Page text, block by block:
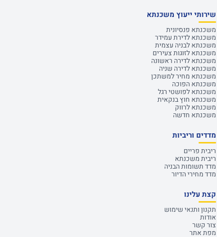
שירותי ייעוץ משכנתא
משכנתא פנסיונית
משכנתא לדירת עמידר
משכנתא לבניה עצמית
משכנתא לזוגות צעירים
משכנתא לדירה ראשונה
משכנתא לדירה שניה
משכנתא מחיר למשתכן
משכנתא הפוכה
משכנתא לפושטי רגל
משכנתא חוץ בנקאית
משכנתא לרווק
משכנתא חדשה
מדדים וריביות
ריבית פריים
ריבית משכנתא
מדד תשומות הבניה
מדד מחירי הדיור
קצת עלינו
תקנון ותנאי שימוש
אודות
צור קשר
מפת אתר